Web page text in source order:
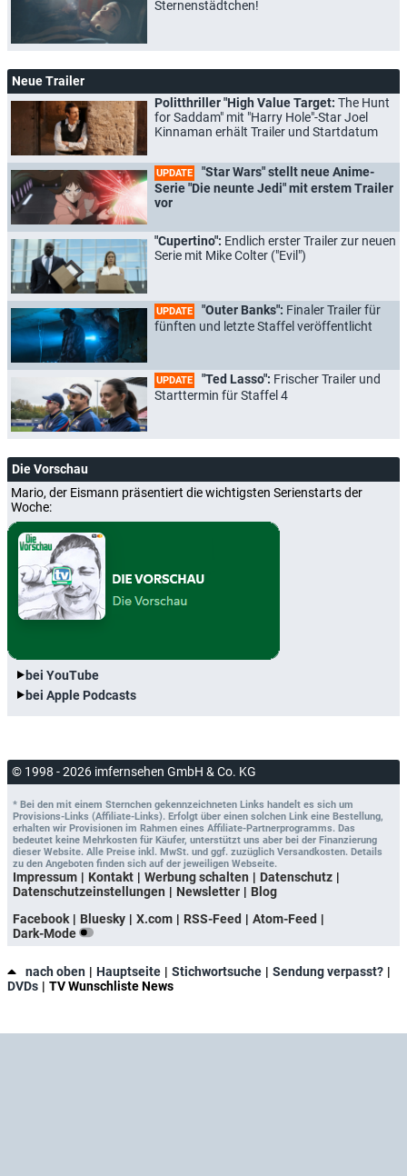
Sternenstädtchen!
Neue Trailer
Politthriller "High Value Target: The Hunt
for Saddam" mit "Harry Hole"-Star Joel
Kinnaman erhält Trailer und Startdatum
UPDATE
"Star Wars" stellt neue Anime-
Serie "Die neunte Jedi" mit erstem Trailer
vor
"Cupertino": Endlich erster Trailer zur neuen
Serie mit Mike Colter ("Evil")
UPDATE "Outer Banks": Finaler Trailer für
fünften und letzte Staffel veröffentlicht
UPDATE "Ted Lasso": Frischer Trailer und
Starttermin für Staffel 4
Die Vorschau
Mario, der Eismann präsentiert die wichtigsten Serienstarts der
Woche:
bei YouTube
bei Apple Podcasts
© 1998 - 2026 imfernsehen GmbH & Co. KG
* Bei den mit einem Sternchen gekennzeichneten Links handelt es sich um
Provisions-Links (Affiliate-Links). Erfolgt über einen solchen Link eine Bestellung,
erhalten wir Provisionen im Rahmen eines Affiliate-Partnerprogramms. Das
bedeutet keine Mehrkosten für Käufer, unterstützt uns aber bei der Finanzierung
dieser Website. Alle Preise inkl. MwSt. und ggf. zuzüglich Versandkosten. Details
zu den Angeboten finden sich auf der jeweiligen Webseite.
Impressum Kontakt Werbung schalten
Datenschutz
Datenschutzeinstellungen
Newsletter
Blog
Facebook
Bluesky X.com RSS-Feed
Atom-Feed
Dark-Mode
nach oben Hauptseite Stichwortsuche
Sendung verpasst?
DVDs
TV Wunschliste News